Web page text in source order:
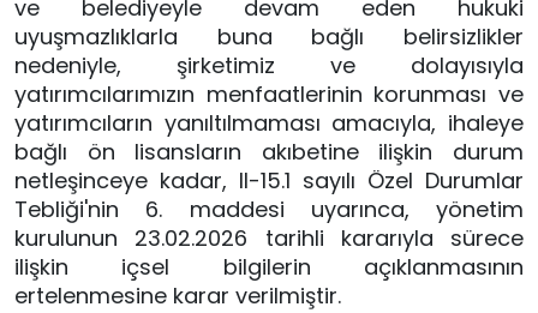
ve belediyeyle devam eden hukuki
uyuşmazlıklarla buna bağlı belirsizlikler
nedeniyle, şirketimiz ve dolayısıyla
yatırımcılarımızın menfaatlerinin korunması ve
yatırımcıların yanıltılmaması amacıyla, ihaleye
bağlı ön lisansların akıbetine ilişkin durum
netleşinceye kadar, II-15.1 sayılı Özel Durumlar
Tebliği'nin 6. maddesi uyarınca, yönetim
kurulunun 23.02.2026 tarihli kararıyla sürece
ilişkin içsel bilgilerin açıklanmasının
ertelenmesine karar verilmiştir.